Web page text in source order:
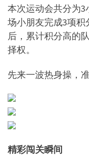
本次运动会共分为
场小朋友完成3项
后，累计积分高的
择权。
先来一波热身操，
精彩闯关瞬间